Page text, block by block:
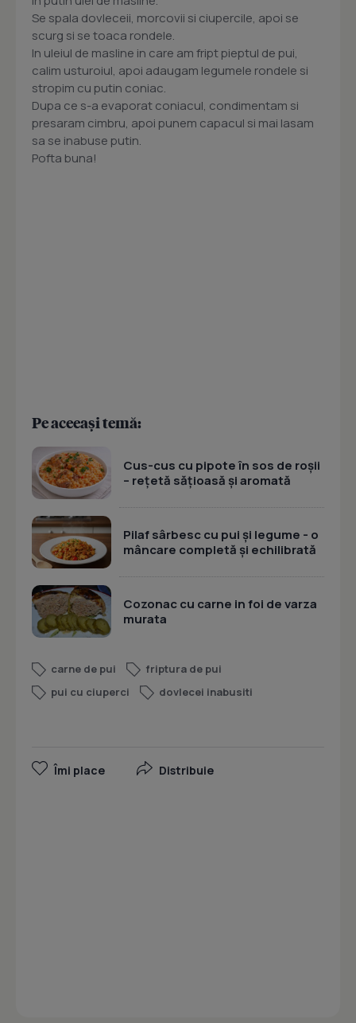
Se spala dovleceii, morcovii si ciupercile, apoi se
scurg si se toaca rondele.
In uleiul de masline in care am fript pieptul de pui,
calim usturoiul, apoi adaugam legumele rondele si
stropim cu putin coniac.
Dupa ce s-a evaporat coniacul, condimentam si
presaram cimbru, apoi punem capacul si mai lasam
sa se inabuse putin.
Pofta buna!
Pe aceeași temă:
Cus-cus cu pipote în sos de roșii
– rețetă sățioasă și aromată
Pilaf sârbesc cu pui și legume - o
mâncare completă și echilibrată
Cozonac cu carne in foi de varza
murata
carne de pui
friptura de pui
pui cu ciuperci
dovlecei inabusiti
Îmi place Distribuie